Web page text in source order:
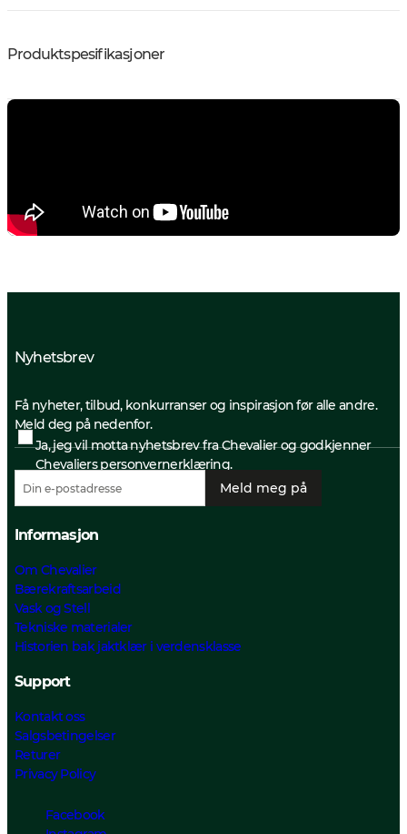
Produktspesifikasjoner
Nyhetsbrev
Få nyheter, tilbud, konkurranser og inspirasjon før alle andre.
Meld deg på nedenfor.
Ja, jeg vil motta nyhetsbrev fra Chevalier og godkjenner
Chevaliers personvernerklæring.
Meld meg på
Informasjon
Om Chevalier
Bærekraftsarbeid
Vask og Stell
Tekniske materialer
Historien bak jaktklær i verdensklasse
Support
Kontakt oss
Salgsbetingelser
Returer
Privacy Policy
Facebook